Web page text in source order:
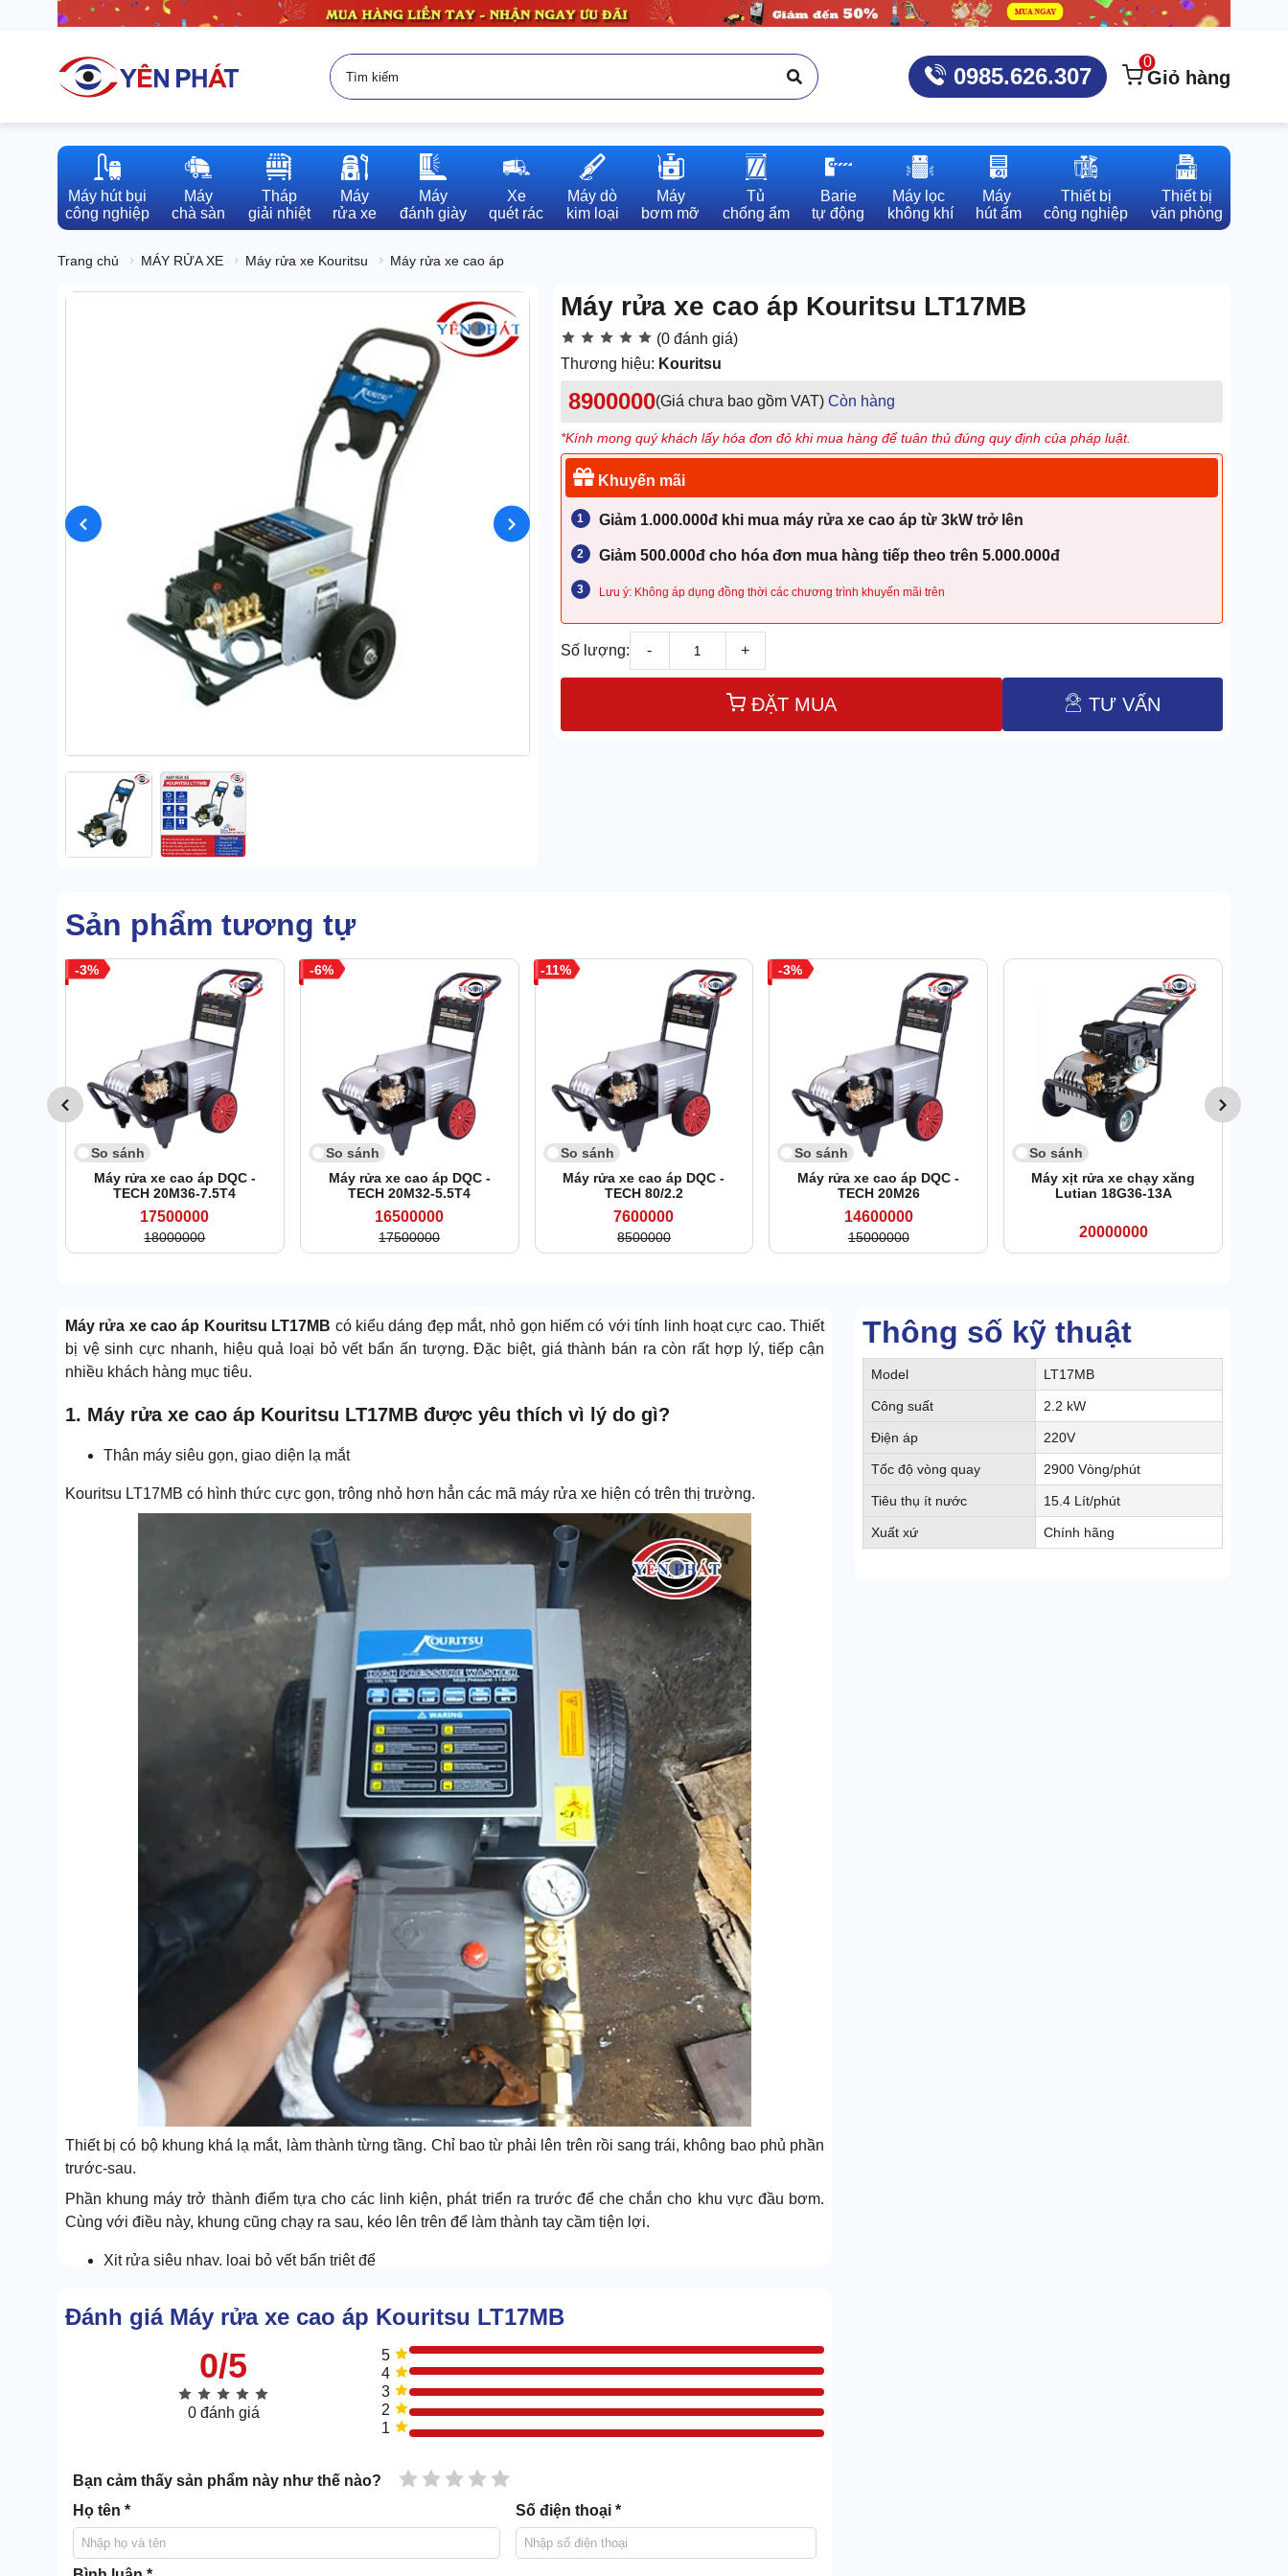
0985.626.307
0
Giỏ hàng
Máy hút bụi
công nghiệp
Máy
chà sàn
Tháp
giải nhiệt
Máy
rửa xe
Máy
đánh giày
Xe
quét rác
Máy dò
kim loại
Máy
bơm mỡ
Tủ
chống ẩm
Barie
tự động
Máy lọc
không khí
Máy
hút ẩm
Thiết bị
công nghiệp
Thiết bị
văn phòng
Trang chủ MÁY RỬA XE Máy rửa xe Kouritsu Máy rửa xe cao áp
Máy rửa xe cao áp Kouritsu LT17MB
(0 đánh giá)
Thương hiệu: Kouritsu
8900000(Giá chưa bao gồm VAT) Còn hàng
*Kính mong quý khách lấy hóa đơn đỏ khi mua hàng để tuân thủ đúng quy định của pháp luật.
Khuyến mãi
Giảm 1.000.000đ khi mua máy rửa xe cao áp từ 3kW trở lên
Giảm 500.000đ cho hóa đơn mua hàng tiếp theo trên 5.000.000đ
Lưu ý: Không áp dụng đồng thời các chương trình khuyến mãi trên
Số lượng: - +
ĐẶT MUA TƯ VẤN
Sản phẩm tương tự
3
So sánh
Máy rửa xe cao áp DQC -
TECH 20M36-7.5T4
17500000
18000000
6
So sánh
Máy rửa xe cao áp DQC -
TECH 20M32-5.5T4
16500000
17500000
11
So sánh
Máy rửa xe cao áp DQC -
TECH 80/2.2
7600000
8500000
3
So sánh
Máy rửa xe cao áp DQC -
TECH 20M26
14600000
15000000
So sánh
Máy xịt rửa xe chạy xăng
Lutian 18G36-13A
20000000
Thông số kỹ thuật
Model LT17MB
Công suất 2.2 kW
Điện áp 220V
Tốc độ vòng quay 2900 Vòng/phút
Tiêu thụ ít nước 15.4 Lít/phút
Xuất xứ Chính hãng
Máy rửa xe cao áp Kouritsu LT17MB có kiểu dáng đẹp mắt, nhỏ gọn hiếm có với tính linh hoạt cực cao. Thiết
bị vệ sinh cực nhanh, hiệu quả loại bỏ vết bẩn ấn tượng. Đặc biệt, giá thành bán ra còn rất hợp lý, tiếp cận
nhiều khách hàng mục tiêu.
1. Máy rửa xe cao áp Kouritsu LT17MB được yêu thích vì lý do gì?
Thân máy siêu gọn, giao diện lạ mắt
Kouritsu LT17MB có hình thức cực gọn, trông nhỏ hơn hẳn các mã máy rửa xe hiện có trên thị trường.
Thiết bị có bộ khung khá lạ mắt, làm thành từng tầng. Chỉ bao từ phải lên trên rồi sang trái, không bao phủ phần
trước-sau.
Phần khung máy trở thành điểm tựa cho các linh kiện, phát triển ra trước để che chắn cho khu vực đầu bơm.
Cùng với điều này, khung cũng chạy ra sau, kéo lên trên để làm thành tay cầm tiện lợi.
Xịt rửa siêu nhạy, loại bỏ vết bẩn triệt để
Do được trợ lực bằng động cơ 2,2kW nên máy có thể sinh áp lực tới 1160 PSI. Lưu lượng nước đạt 15,4l/ phút.
Đánh giá Máy rửa xe cao áp Kouritsu LT17MB
0/5
0 đánh giá
5
4
3
2
1
Bạn cảm thấy sản phẩm này như thế nào? 5 sao
4 sao
3 sao
2 sao
1 sao
Họ tên * Số điện thoại *